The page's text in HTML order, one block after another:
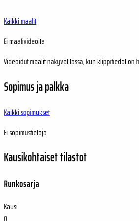
Kaikki maalit
Ei maalivideoita
Videoidut maalit näkyvät tässä, kun klippitiedot on
Sopimus ja palkka
Kaikki sopimukset
Ei sopimustietoja
Kausikohtaiset tilastot
Runkosarja
Kausi